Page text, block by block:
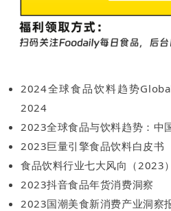
2024全球食品饮料趋势
2024
2023全球食品与饮料趋势：中
2023巨量引擎食品饮料白皮书
食品饮料行业七大风向（2023）
2023抖音食品年货消费洞察
2023国潮美食新消费产业洞察